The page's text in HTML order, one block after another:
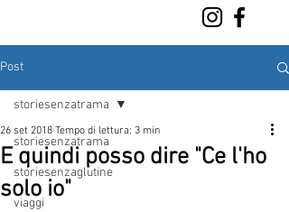
Post
storiesenzatrama
storiesenzaglutine
viaggi
storiesenzatrama
E quindi posso dire "Ce l'ho
solo io"
26 set 2018 Tempo di lettura: 3 min